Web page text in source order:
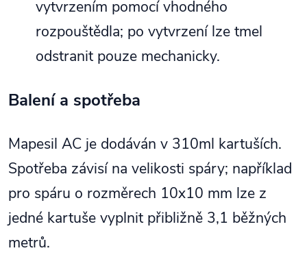
vytvrzením pomocí vhodného
rozpouštědla; po vytvrzení lze tmel
odstranit pouze mechanicky.
Balení a spotřeba
Mapesil AC je dodáván v 310ml kartuších.
Spotřeba závisí na velikosti spáry; například
pro spáru o rozměrech 10x10 mm lze z
jedné kartuše vyplnit přibližně 3,1 běžných
metrů.